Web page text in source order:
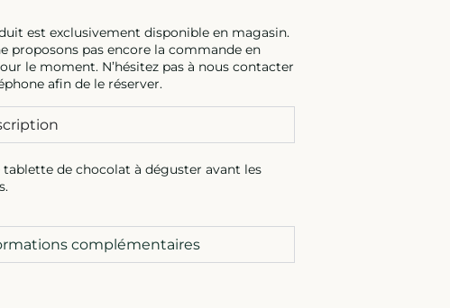
est exclusivement disponible en magasin.
proposons pas encore la commande en
le moment. N’hésitez pas à nous contacter
afin de le réserver.
tablette de chocolat à déguster avant les
complémentaires